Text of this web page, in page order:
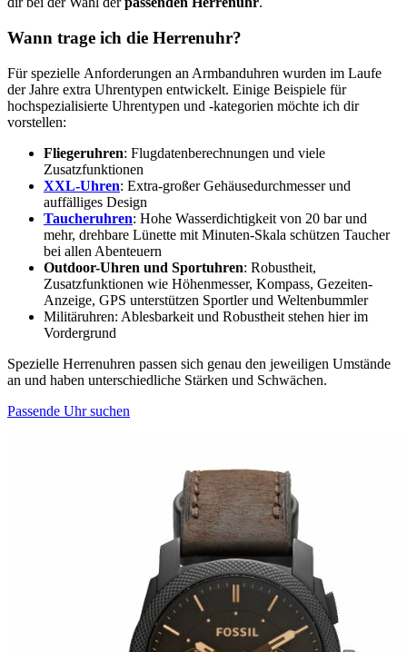
Wann trage ich die Herrenuhr?
Für spezielle Anforderungen an Armbanduhren wurden im Laufe
der Jahre extra Uhrentypen entwickelt. Einige Beispiele für
hochspezialisierte Uhrentypen und -kategorien möchte ich dir
vorstellen:
Fliegeruhren: Flugdatenberechnungen und viele
Zusatzfunktionen
XXL-Uhren: Extra-großer Gehäusedurchmesser und
auffälliges Design
Taucheruhren: Hohe Wasserdichtigkeit von 20 bar und
mehr, drehbare Lünette mit Minuten-Skala schützen Taucher
bei allen Abenteuern
Outdoor-Uhren und Sportuhren: Robustheit,
Zusatzfunktionen wie Höhenmesser, Kompass, Gezeiten-
Anzeige, GPS unterstützen Sportler und Weltenbummler
Militäruhren: Ablesbarkeit und Robustheit stehen hier im
Vordergrund
Spezielle Herrenuhren passen sich genau den jeweiligen Umstände
an und haben unterschiedliche Stärken und Schwächen.
Passende Uhr suchen